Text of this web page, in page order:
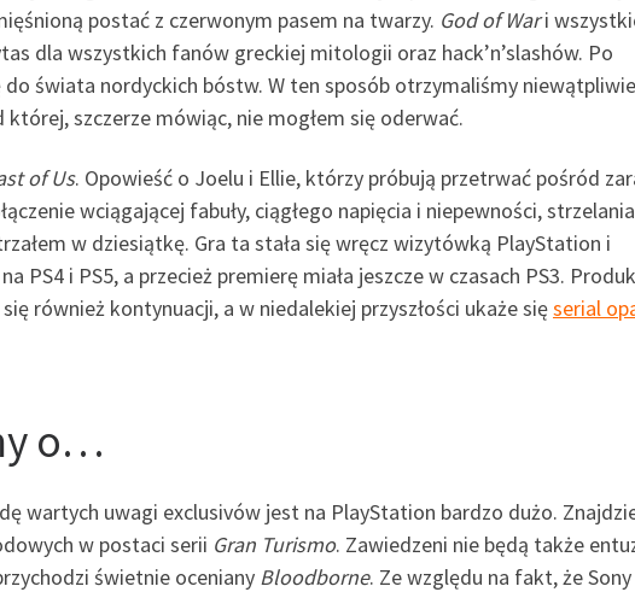
postać z czerwonym pasem na twarzy. God of Wari
dla wszystkich fanów greckiej mitologii oraz hack’n’slashów. Po
świata nordyckich bóstw. W ten sposób otrzymaliśmy
szczerze mówiąc, nie mogłem się oderwać.
of Us. Opowieść o Joelu i Ellie, którzy próbują przetrwać pośród
wciągającej fabuły, ciągłego napięcia i niepewności,
w dziesiątkę. Gra ta stała się wręcz wizytówką PlayStation i
PS4 i PS5, a przecież premierę miała jeszcze w czasach PS3.
również kontynuacji, a w niedalekiej przyszłości ukaże sięserial
o…
wartych uwagi exclusivów jest na PlayStation bardzo dużo.
w postaci serii Gran Turismo. Zawiedzeni nie będą także
świetnie oceniany Bloodborne. Ze względu na fakt, że Sony